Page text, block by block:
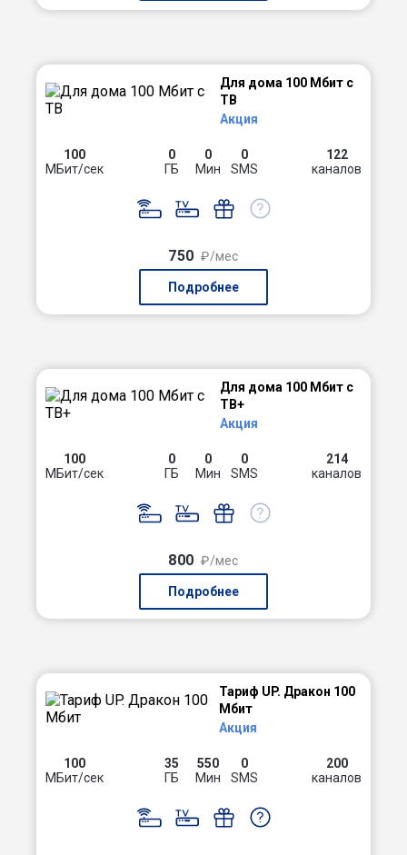
Для дома 100 Мбит с
ТВ
Акция
100
МБит/сек
0
ГБ
0
Мин
0
SMS
122
каналов
750 ₽/мес
Подробнее
Для дома 100 Мбит с
ТВ+
Акция
100
МБит/сек
0
ГБ
0
Мин
0
SMS
214
каналов
800 ₽/мес
Подробнее
Тариф UP. Дракон 100
Мбит
Акция
100
МБит/сек
35
ГБ
550
Мин
0
SMS
200
каналов